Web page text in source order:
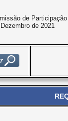
de
de 2021